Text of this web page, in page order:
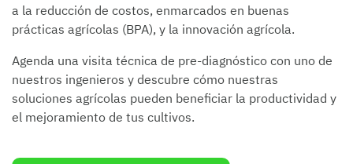
a la reducción de costos, enmarcados en buenas
prácticas agrícolas (BPA), y la innovación agrícola.
Agenda una visita técnica de pre-diagnóstico con uno de
nuestros ingenieros y descubre cómo nuestras
soluciones agrícolas pueden beneficiar la productividad y
el mejoramiento de tus cultivos.